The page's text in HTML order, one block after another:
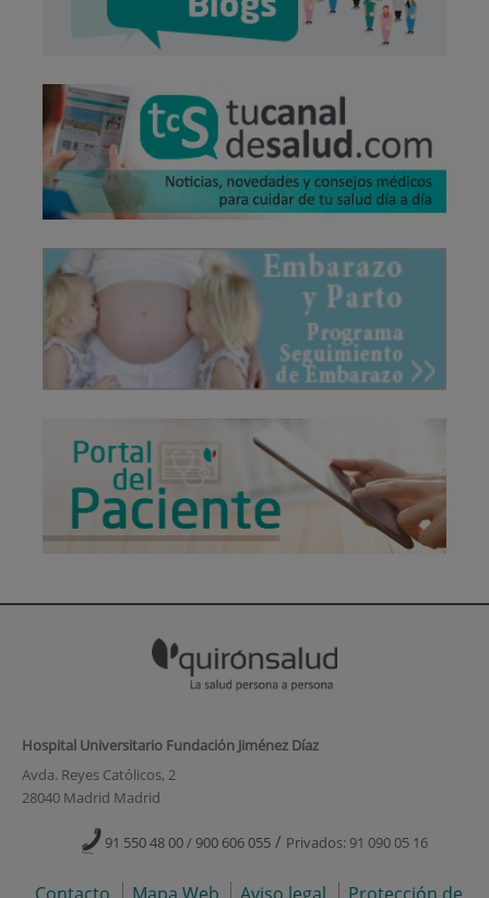
Hospital Universitario Fundación Jiménez Díaz
Avda. Reyes Católicos, 2
28040 Madrid Madrid
91 550 48 00 / 900 606 055 / Privados: 91 090 05 16